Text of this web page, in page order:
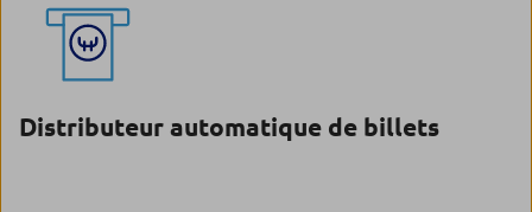
Distributeur automatique de billets